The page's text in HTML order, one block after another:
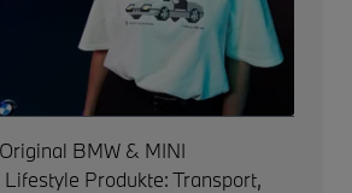
BMW & MINI
Produkte: Transport,